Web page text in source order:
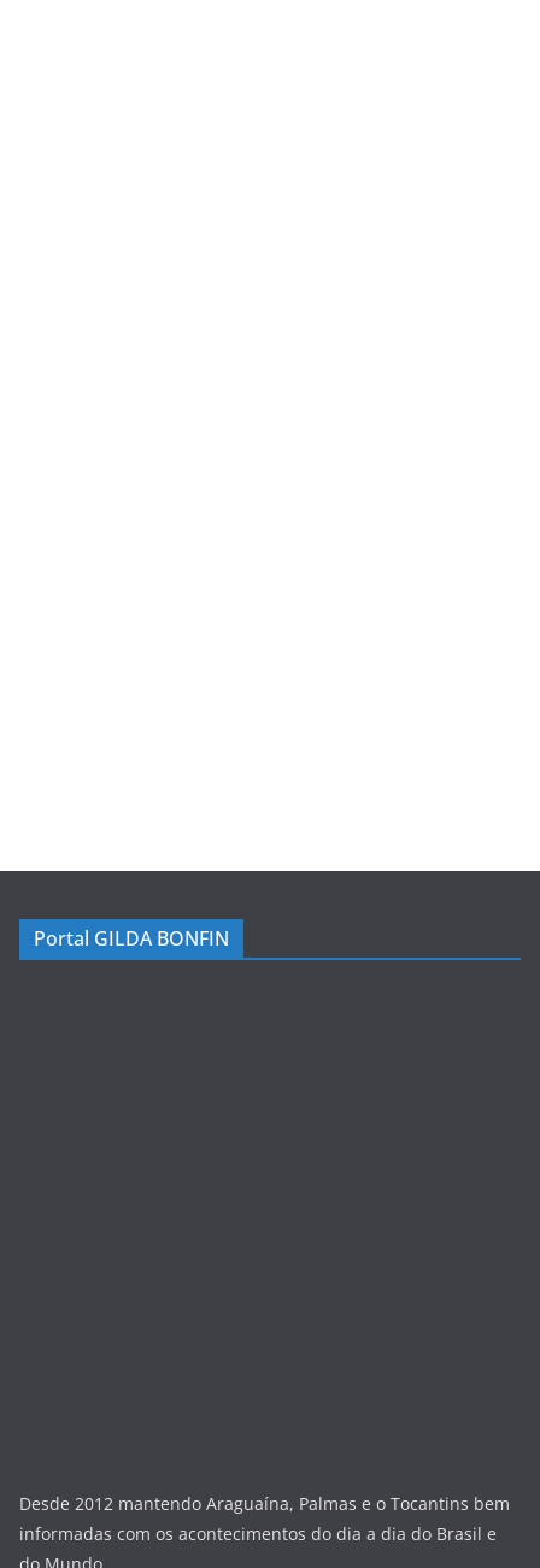
Portal GILDA BONFIN
Desde 2012 mantendo Araguaína, Palmas e o Tocantins bem
informadas com os acontecimentos do dia a dia do Brasil e